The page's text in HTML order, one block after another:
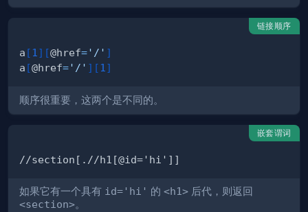
链接顺序
a [1 ] [@href='/' ]
a [@href='/' ] [1 ]
顺序很重要，这两个是不同的。
嵌套谓词
如果它有一个具有 id='hi' 的 <h1> 后代，则返回
<section>。